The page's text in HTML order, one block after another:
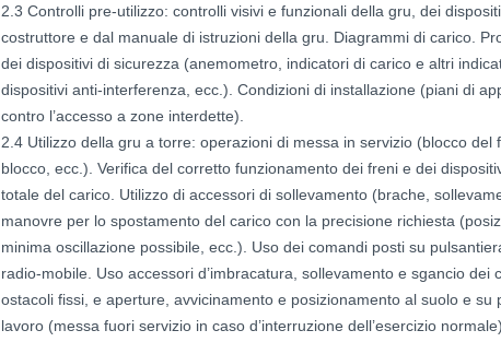
2.3 Controlli pre-utilizzo: controlli visivi e funzionali della gru, dei
costruttore e dal manuale di istruzioni della gru. Diagrammi di carico.
dei dispositivi di sicurezza (anemometro, indicatori di carico e altri
dispositivi anti-interferenza, ecc.). Condizioni di installazione (piani di
contro l’accesso a zone interdette).
2.4 Utilizzo della gru a torre: operazioni di messa in servizio (blocco
blocco, ecc.). Verifica del corretto funzionamento dei freni e dei
totale del carico. Utilizzo di accessori di sollevamento (brache,
manovre per lo spostamento del carico con la precisione richiesta
minima oscillazione possibile, ecc.). Uso dei comandi posti su
radio-mobile. Uso accessori d’imbracatura, sollevamento e sgancio
ostacoli fissi, e aperture, avvicinamento e posizionamento al suolo e
lavoro (messa fuori servizio in caso d’interruzione dell’esercizio